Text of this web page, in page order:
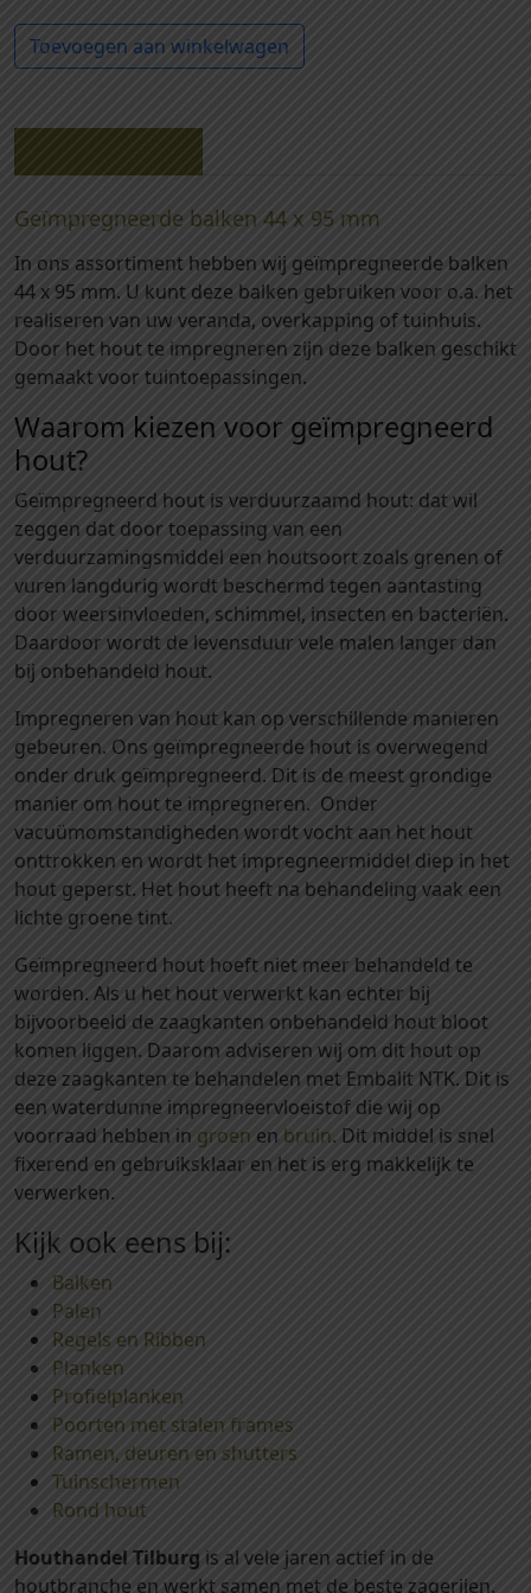
G
r
g
n
e
e
r
d
e
b
a
k
e
n
4
4
x
9
5
x
2
5
0
0
m
m
a
n
t
a
l
-
e
m
p
e
g
n
e
e
d
e
b
a
l
k
e
n
4
x
9
5
x
3
0
0
0
m
a
a
n
t
a
l
9
4
-
ï
p
r
e
g
n
e
e
r
d
e
b
a
l
k
e
4
4
x
9
5
x
4
2
0
0
m
m
a
a
n
t
a
Toevoegen aan winkelwagen
Geïmpregneerde balken 44 x 95 mm
In ons assortiment hebben wij geïmpregneerde balken
44 x 95 mm. U kunt deze balken gebruiken voor o.a. het
realiseren van uw veranda, overkapping of tuinhuis.
Door het hout te impregneren zijn deze balken geschikt
gemaakt voor tuintoepassingen.
Waarom kiezen voor geïmpregneerd
hout?
Geïmpregneerd hout is verduurzaamd hout: dat wil
zeggen dat door toepassing van een
verduurzamingsmiddel een houtsoort zoals grenen of
vuren langdurig wordt beschermd tegen aantasting
door weersinvloeden, schimmel, insecten en bacteriën.
Daardoor wordt de levensduur vele malen langer dan
bij onbehandeld hout.
Impregneren van hout kan op verschillende manieren
gebeuren. Ons geïmpregneerde hout is overwegend
onder druk geïmpregneerd. Dit is de meest grondige
manier om hout te impregneren. Onder
vacuümomstandigheden wordt vocht aan het hout
onttrokken en wordt het impregneermiddel diep in het
hout geperst. Het hout heeft na behandeling vaak een
lichte groene tint.
Geïmpregneerd hout hoeft niet meer behandeld te
worden. Als u het hout verwerkt kan echter bij
bijvoorbeeld de zaagkanten onbehandeld hout bloot
komen liggen. Daarom adviseren wij om dit hout op
deze zaagkanten te behandelen met Embalit NTK. Dit is
een waterdunne impregneervloeistof die wij op
voorraad hebben in groen en bruin. Dit middel is snel
fixerend en gebruiksklaar en het is erg makkelijk te
verwerken.
Kijk ook eens bij:
Balken
Palen
Regels en Ribben
Planken
Profielplanken
Poorten met stalen frames
Ramen, deuren en shutters
Tuinschermen
Rond hout
Houthandel Tilburg is al vele jaren actief in de
houtbranche en werkt samen met de beste zagerijen.